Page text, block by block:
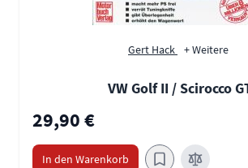
Gert Hack + Weitere
VW Golf II / Scirocco
29,90 €
In den Warenkorb